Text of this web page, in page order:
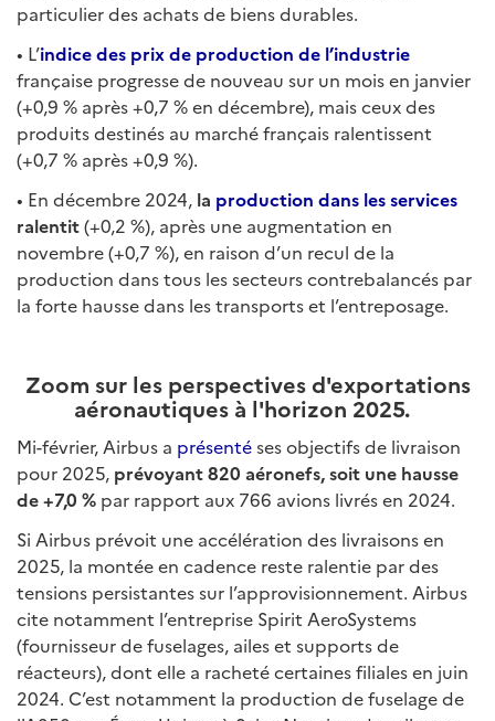
particulier des achats de biens durables.
• L’indice des prix de production de l’industrie
française progresse de nouveau sur un mois en janvier
(+0,9 % après +0,7 % en décembre), mais ceux des
produits destinés au marché français ralentissent
(+0,7 % après +0,9 %).
• En décembre 2024, la production dans les services
ralentit(+0,2 %), après une augmentation en
novembre (+0,7 %), en raison d’un recul de la
production dans tous les secteurs contrebalancés par
la forte hausse dans les transports et l’entreposage.
Zoom sur les perspectives d'exportations
aéronautiques à l'horizon 2025.
Mi-février, Airbus a présentéses objectifs de livraison
pour 2025, prévoyant 820 aéronefs, soit une hausse
de +7,0 % par rapport aux 766 avions livrés en 2024.
Si Airbus prévoit une accélération des livraisons en
2025, la montée en cadence reste ralentie par des
tensions persistantes sur l’approvisionnement. Airbus
cite notamment l’entreprise Spirit AeroSystems
(fournisseur de fuselages, ailes et supports de
réacteurs), dont elle a racheté certaines filiales en juin
2024. C’est notamment la production de fuselage de